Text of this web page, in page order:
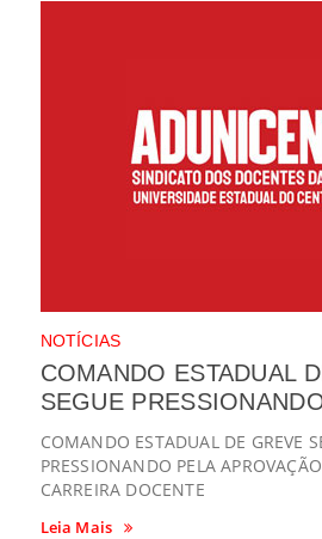
NOTÍCIAS
COMANDO ESTADUAL
SEGUE
COMANDO ESTADUAL DE GREVE
PRESSIONANDO PELA
CARREIRA DOCENTE
Leia Mais